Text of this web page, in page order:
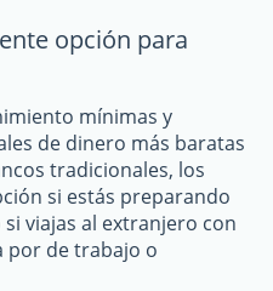
opción para
mínimas y
de dinero más baratas
tradicionales, los
si estás preparando
viajas al extranjero con
por de trabajo o